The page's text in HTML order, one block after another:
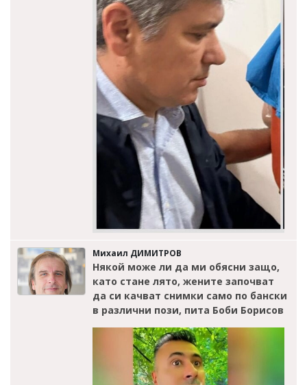
Михаил ДИМИТРОВ
Някой може ли да ми обясни защо,
като стане лято, жените започват
да си качват снимки само по бански
в различни пози, пита Боби Борисов